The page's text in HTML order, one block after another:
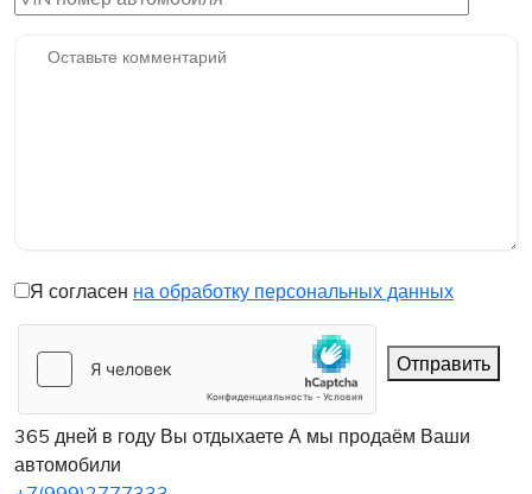
Я согласен на обработку персональных данных
Отправить
365 дней в году Вы отдыхаете А мы продаём Ваши
автомобили